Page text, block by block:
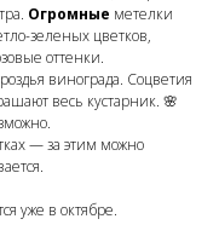
Огромные метелки
зеленых цветков,
оттенки.
винограда. Соцветия
весь кустарник. 🌸
— за этим можно
уже в октябре.